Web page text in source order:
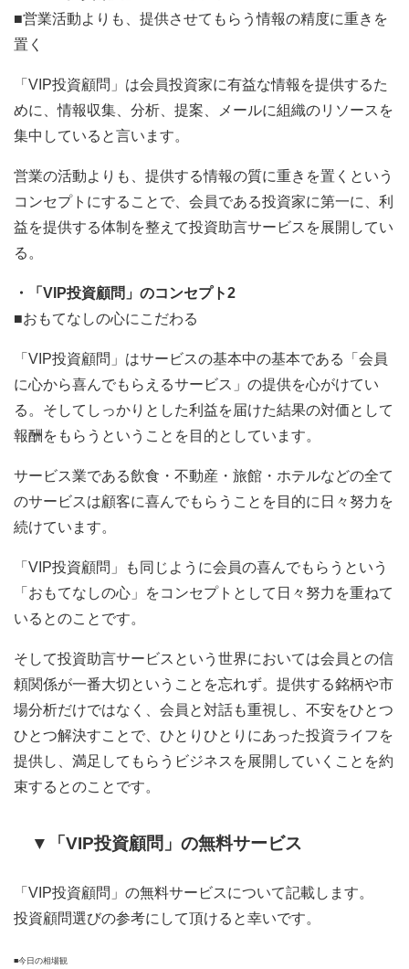
■営業活動よりも、提供させてもらう情報の精度に重きを
置く
「VIP投資顧問」は会員投資家に有益な情報を提供するた
めに、情報収集、分析、提案、メールに組織のリソースを
集中していると言います。
営業の活動よりも、提供する情報の質に重きを置くという
コンセプトにすることで、会員である投資家に第一に、利
益を提供する体制を整えて投資助言サービスを展開してい
る。
・「VIP投資顧問」のコンセプト2
■おもてなしの心にこだわる
「VIP投資顧問」はサービスの基本中の基本である「会員
に心から喜んでもらえるサービス」の提供を心がけてい
る。そしてしっかりとした利益を届けた結果の対価として
報酬をもらうということを目的としています。
サービス業である飲食・不動産・旅館・ホテルなどの全て
のサービスは顧客に喜んでもらうことを目的に日々努力を
続けています。
「VIP投資顧問」も同じように会員の喜んでもらうという
「おもてなしの心」をコンセプトとして日々努力を重ねて
いるとのことです。
そして投資助言サービスという世界においては会員との信
頼関係が一番大切ということを忘れず。提供する銘柄や市
場分析だけではなく、会員と対話も重視し、不安をひとつ
ひとつ解決すことで、ひとりひとりにあった投資ライフを
提供し、満足してもらうビジネスを展開していくことを約
束するとのことです。
▼「VIP投資顧問」の無料サービス
「VIP投資顧問」の無料サービスについて記載します。
投資顧問選びの参考にして頂けると幸いです。
■今日の相場観